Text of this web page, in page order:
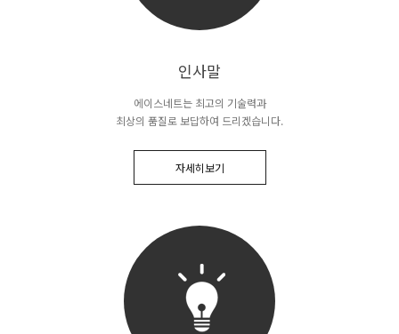
인사말
에이스네트는 최고의 기술력과
최상의 품질로 보답하여 드리겠습니다.
자세히보기